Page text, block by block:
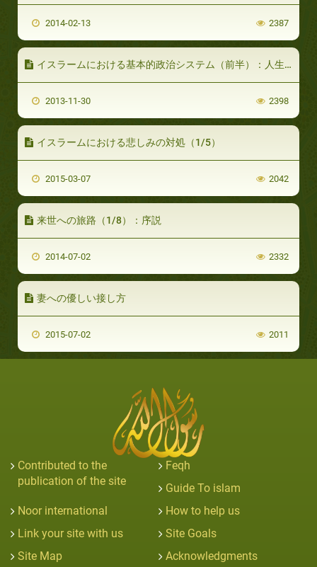
2014-02-13 2387
イスラームにおける基本的政治システム（前半）：人生の道しるべとしてのイスラーム
2013-11-30 2398
イスラームにおける悲しみの対処（1/5）
2015-03-07 2042
来世への旅路（1/8）：序説
2014-07-02 2332
妻への優しい接し方
2015-07-02 2011
Contributed to the
publication of the site
Feqh
Guide To islam
Noor international
How to help us
Link your site with us
Site Goals
Site Map
Acknowledgments